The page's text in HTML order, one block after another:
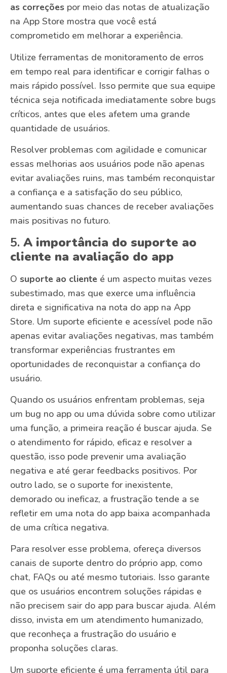
as correções por meio das notas de atualização
na App Store mostra que você está
comprometido em melhorar a experiência.
Utilize ferramentas de monitoramento de erros
em tempo real para identificar e corrigir falhas o
mais rápido possível. Isso permite que sua equipe
técnica seja notificada imediatamente sobre bugs
críticos, antes que eles afetem uma grande
quantidade de usuários.
Resolver problemas com agilidade e comunicar
essas melhorias aos usuários pode não apenas
evitar avaliações ruins, mas também reconquistar
a confiança e a satisfação do seu público,
aumentando suas chances de receber avaliações
mais positivas no futuro.
5. A importância do suporte ao
cliente na avaliação do app
O suporte ao cliente é um aspecto muitas vezes
subestimado, mas que exerce uma influência
direta e significativa na nota do app na App
Store. Um suporte eficiente e acessível pode não
apenas evitar avaliações negativas, mas também
transformar experiências frustrantes em
oportunidades de reconquistar a confiança do
usuário.
Quando os usuários enfrentam problemas, seja
um bug no app ou uma dúvida sobre como utilizar
uma função, a primeira reação é buscar ajuda. Se
o atendimento for rápido, eficaz e resolver a
questão, isso pode prevenir uma avaliação
negativa e até gerar feedbacks positivos. Por
outro lado, se o suporte for inexistente,
demorado ou ineficaz, a frustração tende a se
refletir em uma nota do app baixa acompanhada
de uma crítica negativa.
Para resolver esse problema, ofereça diversos
canais de suporte dentro do próprio app, como
chat, FAQs ou até mesmo tutoriais. Isso garante
que os usuários encontrem soluções rápidas e
não precisem sair do app para buscar ajuda. Além
disso, invista em um atendimento humanizado,
que reconheça a frustração do usuário e
proponha soluções claras.
Um suporte eficiente é uma ferramenta útil para